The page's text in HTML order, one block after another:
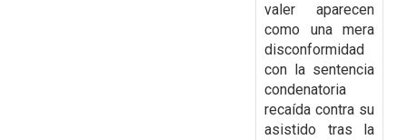
valer aparecen
como una mera
disconformidad
con la sentencia
condenatoria
recaída contra su
asistido tras la